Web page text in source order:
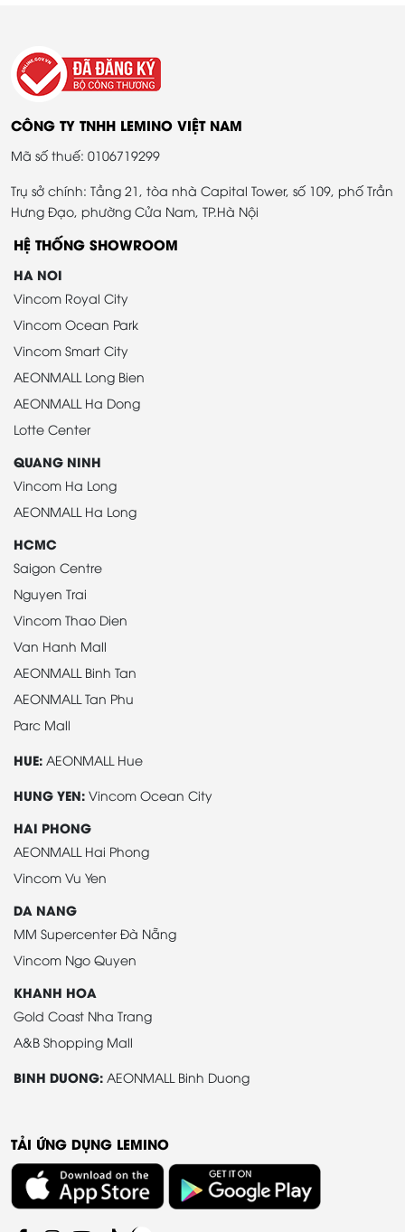
CÔNG TY TNHH LEMINO VIỆT NAM
Mã số thuế: 0106719299
Trụ sở chính: Tầng 21, tòa nhà Capital Tower, số 109, phố Trần
Hưng Đạo, phường Cửa Nam, TP.Hà Nội
HỆ THỐNG SHOWROOM
HA NOI
Vincom Royal City
Vincom Ocean Park
Vincom Smart City
AEONMALL Long Bien
AEONMALL Ha Dong
Lotte Center
QUANG NINH
Vincom Ha Long
AEONMALL Ha Long
HCMC
Saigon Centre
Nguyen Trai
Vincom Thao Dien
Van Hanh Mall
AEONMALL Binh Tan
AEONMALL Tan Phu
Parc Mall
HUE: AEONMALL Hue
HUNG YEN: Vincom Ocean City
HAI PHONG
AEONMALL Hai Phong
Vincom Vu Yen
DA NANG
MM Supercenter Đà Nẵng
Vincom Ngo Quyen
KHANH HOA
Gold Coast Nha Trang
A&B Shopping Mall
BINH DUONG: AEONMALL Binh Duong
TẢI ỨNG DỤNG LEMINO